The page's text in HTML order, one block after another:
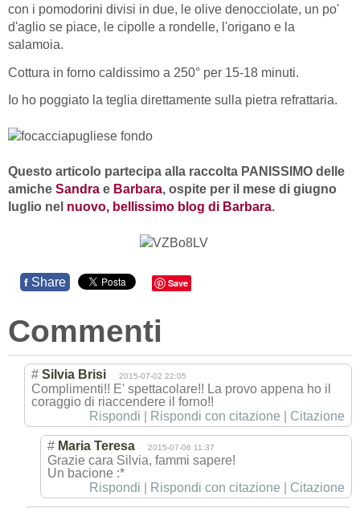
con i pomodorini divisi in due, le olive denocciolate, un po'
d'aglio se piace, le cipolle a rondelle, l'origano e la
salamoia.
Cottura in forno caldissimo a 250° per 15-18 minuti.
Io ho poggiato la teglia direttamente sulla pietra refrattaria.
Questo articolo partecipa alla raccolta PANISSIMO delle
amiche Sandra e Barbara, ospite per il mese di giugno
luglio nel nuovo, bellissimo blog di Barbara.
f Share Save
Commenti
# Silvia Brisi 2015-07-02 22:05
Complimenti!! E' spettacolare!! La provo appena ho il
coraggio di riaccendere il forno!!
Rispondi
Rispondi con citazione Citazione
# Maria Teresa 2015-07-06 11:37
Grazie cara Silvia, fammi sapere!
Un bacione :*
Rispondi
Rispondi con citazione Citazione